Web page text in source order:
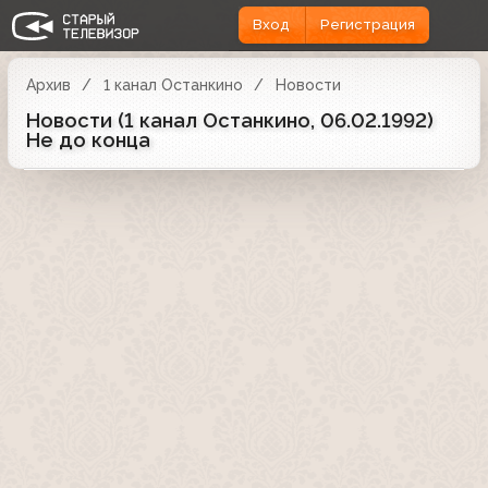
Вход Регистрация
Архив 1 канал Останкино Новости
Новости (1 канал Останкино, 06.02.1992)
Не до конца